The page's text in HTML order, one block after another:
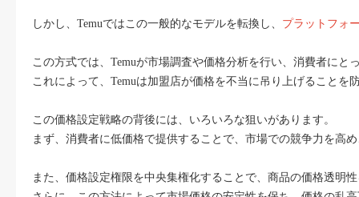
しかし、Temuではこの一般的なモデルを転換し、 プラットフォ
この方式では、Temuが市場調査や価格分析を行い、消費者に
これによって、Temuは加盟店が価格を不当に吊り上げること
この価格設定戦略の背後には、いろいろな狙いがあります。
まず、消費者に低価格で提供することで、市場での競争力を高
また、価格設定権限を中央集権化することで、商品の価格透明